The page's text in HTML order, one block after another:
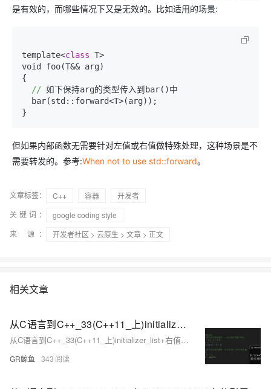
是有效的，而哪些情况下又是无效的。比如适用的场景:
template<class T>
void foo(T&& arg)
{
// 如下保持arg的类型传入到bar()中
}
但如果内部函数无需要针对左值或右值做特殊处理，这种场景是不
需要转发的。参考:When not to use std::forward。
文章标签： C++ 容器
开发者
关键词：
google coding style
来 源：
开发者社区 > 云原生 > 文章 > 正文
相关文章
从C语言到C++_33(C++11_上)initializer_list+右值引用+完美转发+移动构造/赋值（中）
从C语言到C++_33(C++11_上)initializer_list+右值引用+完美转发+移动构造/赋值
GR鲸鱼 343